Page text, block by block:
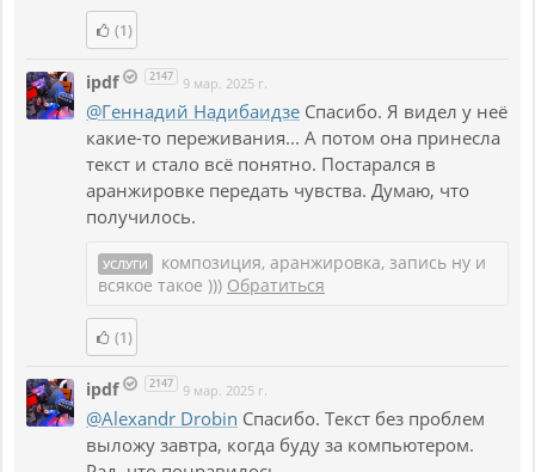
(1)
ipdf 2147 9 мар. 2025 г.
@Геннадий Надибаидзе Спасибо. Я видел у неё
какие-то переживания... А потом она принесла
текст и стало всё понятно. Постарался в
аранжировке передать чувства. Думаю, что
получилось.
УСЛУГИ
композиция, аранжировка, запись ну и
всякое такое ))) Обратиться
(1)
ipdf 2147 9 мар. 2025 г.
@Alexandr Drobin Спасибо. Текст без проблем
выложу завтра, когда буду за компьютером.